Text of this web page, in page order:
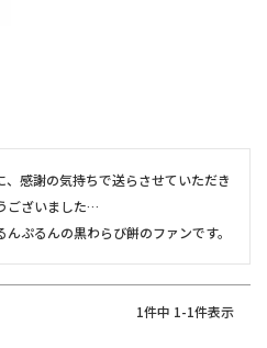
感謝の気持ちで送らさせていただき
ございました…
1件中 1-1件表示